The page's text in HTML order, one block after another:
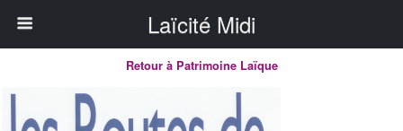
Laïcité Midi
Retour à Patrimoine Laïque